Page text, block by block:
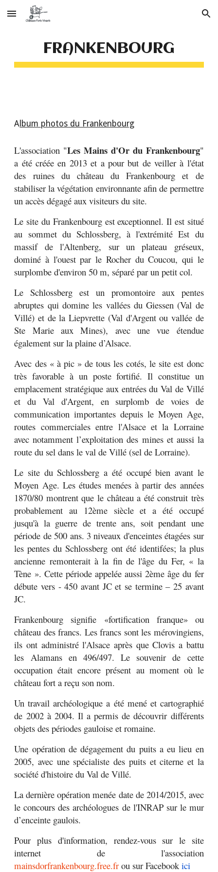
Skip to main content Skip to navigation
FRANKENBOURG
A lbum photos du Frankenbourg
L'association "Les Mains d'Or du Frankenbourg"
a été créée en 2013 et a pour but de veiller à l'état
des ruines du château du Frankenbourg et de
stabiliser la végétation environnante afin de permettre
un accès dégagé aux visiteurs du site.
Le site du Frankenbourg est exceptionnel. Il est situé
au sommet du Schlossberg, à l'extrémité Est du
massif de l'Altenberg, sur un plateau gréseux,
dominé à l'ouest par le Rocher du Coucou, qui le
surplombe d'environ 50 m, séparé par un petit col.
Le Schlossberg est un promontoire aux pentes
abruptes qui domine les vallées du Giessen (Val de
Villé) et de la Liepvrette (Val d'Argent ou vallée de
Ste Marie aux Mines), avec une vue étendue
également sur la plaine d’Alsace.
Avec des « à pic » de tous les cotés, le site est donc
très favorable à un poste fortifié. Il constitue un
emplacement stratégique aux entrées du Val de Villé
et du Val d'Argent, en surplomb de voies de
communication importantes depuis le Moyen Age,
routes commerciales entre l'Alsace et la Lorraine
avec notamment l’exploitation des mines et aussi la
route du sel dans le val de Villé (sel de Lorraine).
Le site du Schlossberg a été occupé bien avant le
Moyen Age. Les études menées à partir des années
1870/80 montrent que le château a été construit très
probablement au 12ème siècle et a été occupé
jusqu'à la guerre de trente ans, soit pendant une
période de 500 ans. 3 niveaux d'enceintes étagées sur
les pentes du Schlossberg ont été identifées; la plus
ancienne remonterait à la fin de l'âge du Fer, « la
Tène ». Cette période appelée aussi 2ème âge du fer
débute vers - 450 avant JC et se termine – 25 avant
JC.
Frankenbourg signifie «fortification franque» ou
château des francs. Les francs sont les mérovingiens,
ils ont administré l'Alsace après que Clovis a battu
les Alamans en 496/497. Le souvenir de cette
occupation était encore présent au moment où le
château fort a reçu son nom.
Un travail archéologique a été mené et cartographié
de 2002 à 2004. Il a permis de découvrir différents
objets des périodes gauloise et romaine.
Une opération de dégagement du puits a eu lieu en
2005, avec une spécialiste des puits et citerne et la
société d'histoire du Val de Villé.
La dernière opération menée date de 2014/2015, avec
le concours des archéologues de l'INRAP sur le mur
d’enceinte gaulois.
Pour plus d'information, rendez-vous sur le site
internet de l'association
mainsdorfrankenbourg.free.frou sur Facebookici